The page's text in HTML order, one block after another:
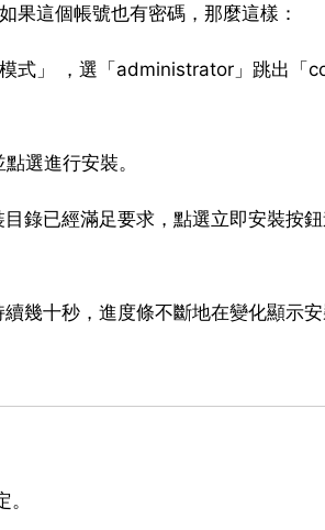
這個帳號也有密碼，那麼這樣：
式」 ，選「administrator」跳出「
選進行安裝。
錄已經滿足要求，點選立即安裝按
幾十秒，進度條不斷地在變化顯示安